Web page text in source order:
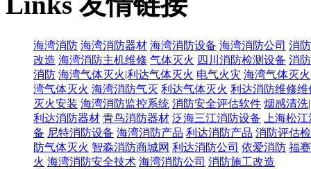
海湾消防 海湾消防器材 海湾消防设备 海湾消防公司 消
改造 海湾消防主机维修 气体灭火 四川消防检测设备 消
消防 海湾气体灭火|利达气体灭火 电气火灾 海湾气体灭
湾气体灭火 海湾消防气灭 利达气体灭火 利达消防维修维
灭火安装 海湾消防监控系统 消防安全评估软件 烟感清洗
利达消防器材 青鸟消防器材 泛海三江消防设备
上海松
备 尼特消防设备 海湾消防产品 利达消防产品 消防评估
防气体灭火 智淼消防商城网 利达消防公司 依爱消防 福
火 海湾消防安全技术 海湾消防公司 消防施工改造